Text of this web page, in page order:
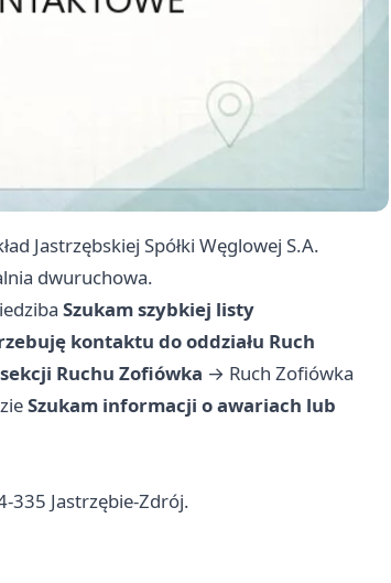
Jastrzębskiej Spółki Węglowej S.A.
dwuruchowa.
Szukam szybkiej listy
kontaktu do oddziału Ruch
Ruchu Zofiówka → Ruch Zofiówka
Szukam informacji o awariach lub
335 Jastrzębie-Zdrój.